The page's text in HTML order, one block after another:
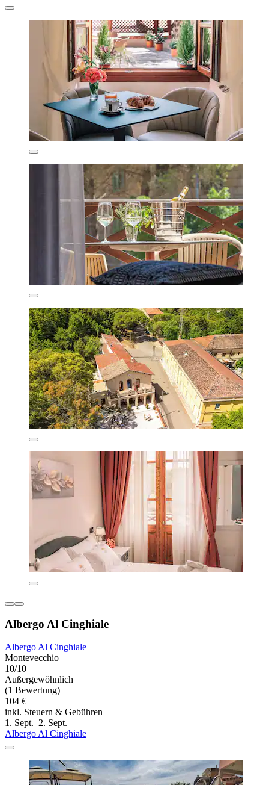
Albergo Al Cinghiale
Albergo Al Cinghiale
Montevecchio
10/10
Außergewöhnlich
(1 Bewertung)
104 €
inkl. Steuern & Gebühren
1. Sept.–2. Sept.
Albergo Al Cinghiale